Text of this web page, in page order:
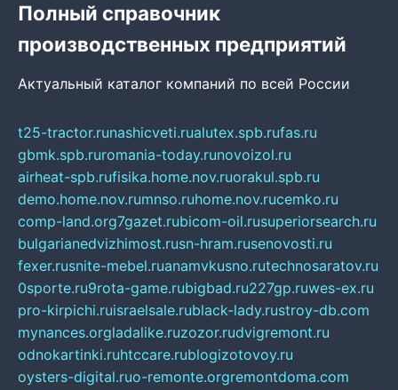
Полный справочник
производственных предприятий
Актуальный каталог компаний по всей России
t25-tractor.runashicveti.rualutex.spb.rufas.ru
gbmk.spb.ruromania-today.runovoizol.ru
airheat-spb.rufisika.home.nov.ruorakul.spb.ru
demo.home.nov.rumnso.ruhome.nov.rucemko.ru
comp-land.org7gazet.rubicom-oil.rusuperiorsearch.ru
bulgarianedvizhimost.rusn-hram.rusenovosti.ru
fexer.rusnite-mebel.ruanamvkusno.rutechnosaratov.ru
0sporte.ru9rota-game.rubigbad.ru227gp.ruwes-ex.ru
pro-kirpichi.ruisraelsale.rublack-lady.rustroy-db.com
mynances.orgladalike.ruzozor.rudvigremont.ru
odnokartinki.ruhtccare.rublogizotovoy.ru
oysters-digital.ruo-remonte.orgremontdoma.com